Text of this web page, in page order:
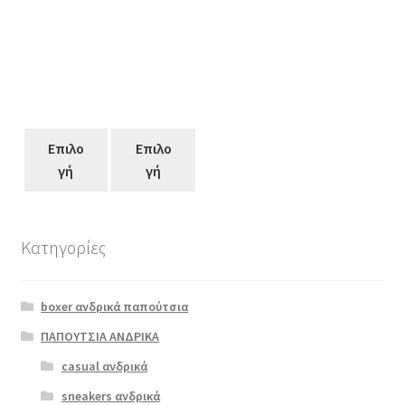
Επιλο
γή
Επιλο
γή
boxer 10088
μαύρο
προϊόν
έχει
πολλαπλές
Κατηγορίες
boxer ανδρικά παπούτσια
ΠΑΠΟΥΤΣΙΑ ΑΝΔΡΙΚΑ
casual ανδρικά
sneakers ανδρικά